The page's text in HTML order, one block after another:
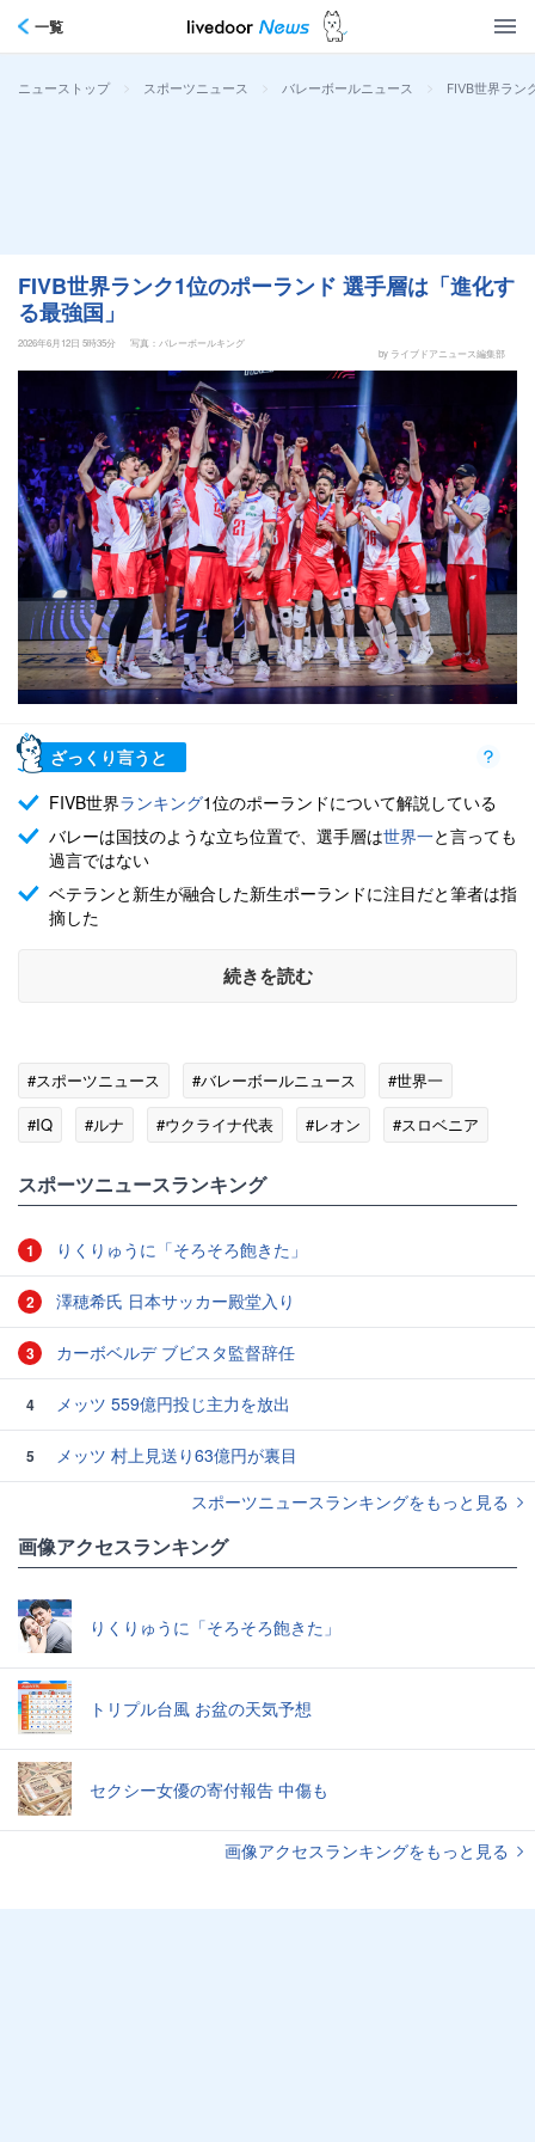
一覧
ニューストップ > スポーツニュース > バレーボールニュース > FIVB世界ラン
FIVB世界ランク1位のポーランド 選手層は「進化す
る最強国」
2026年6月12日 5時35分
写真：バレーボールキング
by ライブドアニュース編集部
ざっくり言うと
FIVB世界ランキング1位のポーランドについて解説している
バレーは国技のような立ち位置で、選手層は世界一と言っても
過言ではない
ベテランと新生が融合した新生ポーランドに注目だと筆者は指
摘した
続きを読む
#スポーツニュース #バレーボールニュース
#世界一
#IQ
#ルナ #ウクライナ代表 #レオン
#スロベニア
スポーツニュースランキング
1 りくりゅうに「そろそろ飽きた」
2 澤穂希氏 日本サッカー殿堂入り
3 カーボベルデ ブビスタ監督辞任
4 メッツ 559億円投じ主力を放出
5
メッツ 村上見送り63億円が裏目
スポーツニュースランキングをもっと見る
画像アクセスランキング
りくりゅうに「そろそろ飽きた」
トリプル台風 お盆の天気予想
セクシー女優の寄付報告 中傷も
画像アクセスランキングをもっと見る